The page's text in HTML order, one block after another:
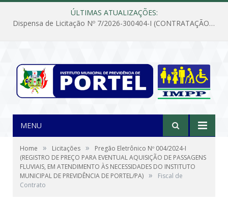
ÚLTIMAS ATUALIZAÇÕES:
Dispensa de Licitação Nº 7/2026-300404-I (CONTRATAÇÃO DE EMPRESA PARA MANUTENÇÃO E REPARAÇÃO DE APARELHOS DE AR CONDICIONADO, EM ATENDIMENTO ÀS NECESSIDADES DO INSTITUTO DE PREVIDÊNCIA MUNICIPAL DE PORTEL/PA)
MENU
Home » Licitações »
Pregão Eletrônico Nº 004/2024-I
(REGISTRO DE PREÇO PARA EVENTUAL AQUISIÇÃO DE PASSAGENS
FLUVIAIS, EM ATENDIMENTO ÀS NECESSIDADES DO INSTITUTO
MUNICIPAL DE PREVIDÊNCIA DE PORTEL/PA) »
Fiscal de
Contrato